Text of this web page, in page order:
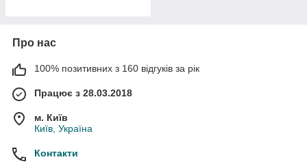
Про нас
100% позитивних з 160 відгуків за рік
Працює з 28.03.2018
м. Київ
Київ, Україна
Контакти